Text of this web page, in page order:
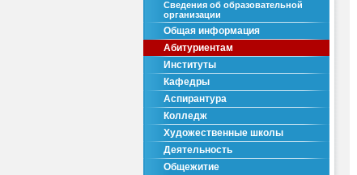
Сведения об образовательной
организации
Общая информация
Абитуриентам
Институты
Кафедры
Аспирантура
Колледж
Художественные школы
Деятельность
Общежитие